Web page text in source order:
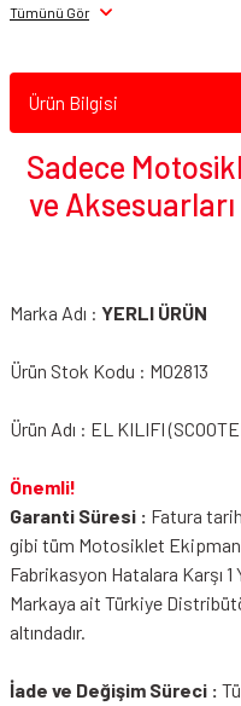
Tümünü Gör
Ürün Bilgisi
Sadece
ve Aksesuarları
Marka Adı : YERLI ÜRÜN
Ürün Stok Kodu : M02813
Ürün Adı : EL KILIFI
Önemli!
Garanti Süresi : Fatura
gibi tüm Motosiklet
Fabrikasyon Hatalara Karşı 1
Markaya ait Türkiye
altındadır.
İade ve Değişim Süreci :